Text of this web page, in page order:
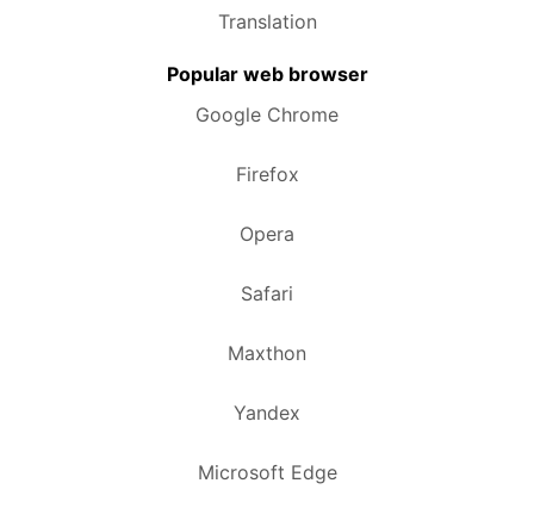
Translation
Popular web browser
Google Chrome
Firefox
Opera
Safari
Maxthon
Yandex
Microsoft Edge